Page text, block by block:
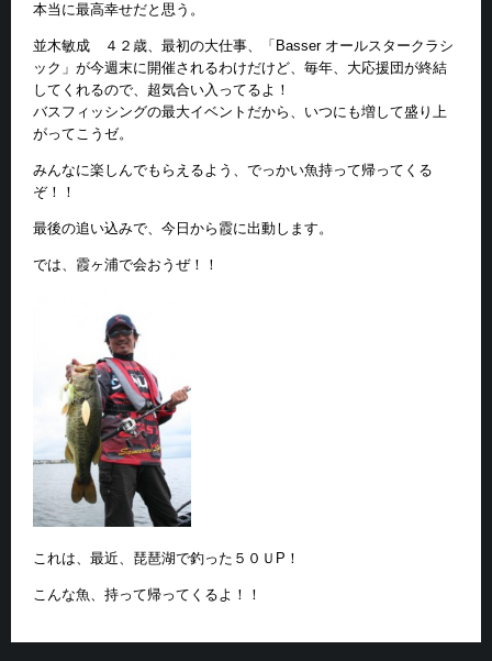
本当に最高幸せだと思う。
並木敏成 ４２歳、最初の大仕事、「Basser オールスタークラシ
ック」が今週末に開催されるわけだけど、毎年、大応援団が終結
してくれるので、超気合い入ってるよ！
バスフィッシングの最大イベントだから、いつにも増して盛り上
がってこうゼ。
みんなに楽しんでもらえるよう、でっかい魚持って帰ってくる
ぞ！！
最後の追い込みで、今日から霞に出動します。
では、霞ヶ浦で会おうぜ！！
これは、最近、琵琶湖で釣った５０ＵP！
こんな魚、持って帰ってくるよ！！